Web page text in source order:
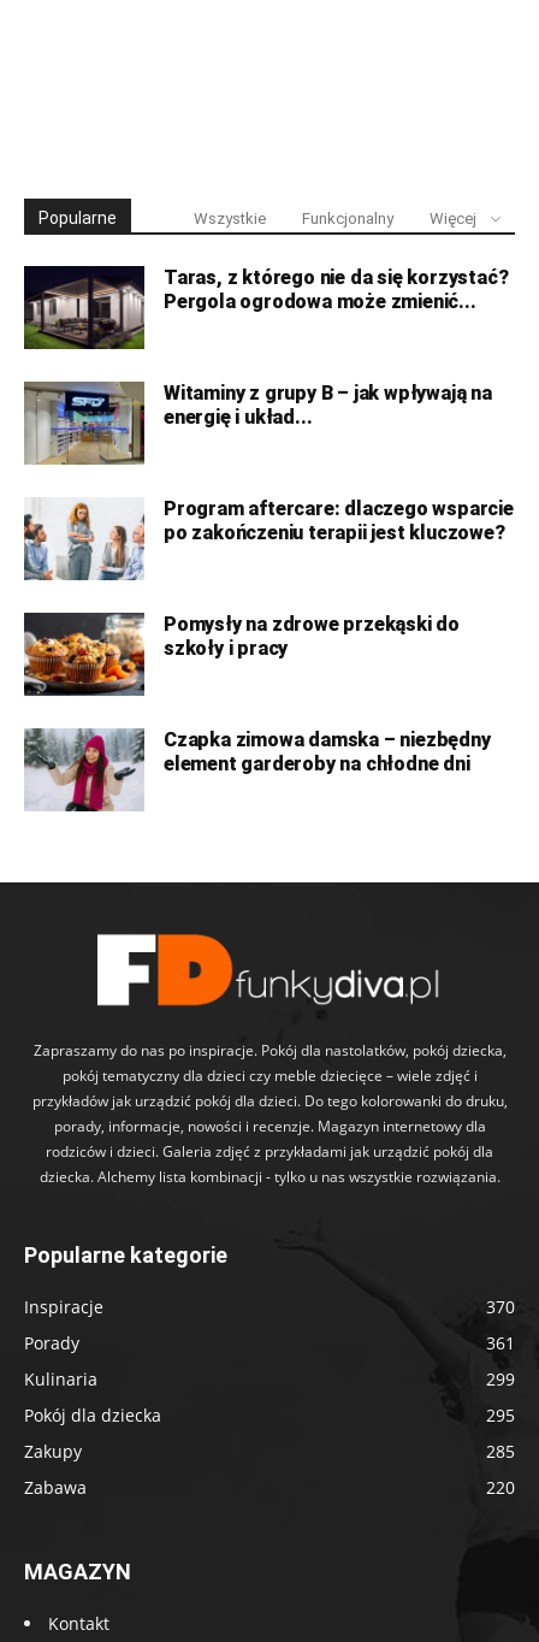
Popularne Wszystkie Funkcjonalny Więcej
Taras, z którego nie da się korzystać?
Pergola ogrodowa może zmienić...
Witaminy z grupy B – jak wpływają na
energię i układ...
Program aftercare: dlaczego wsparcie
po zakończeniu terapii jest kluczowe?
Pomysły na zdrowe przekąski do
szkoły i pracy
Czapka zimowa damska – niezbędny
element garderoby na chłodne dni
Zapraszamy do nas po inspiracje. Pokój dla nastolatków, pokój dziecka,
pokój tematyczny dla dzieci czy meble dziecięce – wiele zdjęć i
przykładów jak urządzić pokój dla dzieci. Do tego kolorowanki do druku,
porady, informacje, nowości i recenzje. Magazyn internetowy dla
rodziców i dzieci. Galeria zdjęć z przykładami jak urządzić pokój dla
dziecka. Alchemy lista kombinacji - tylko u nas wszystkie rozwiązania.
Popularne kategorie
Inspiracje
370
Porady
361
Kulinaria
299
Pokój dla dziecka
295
Zakupy
285
Zabawa
220
MAGAZYN
Kontakt